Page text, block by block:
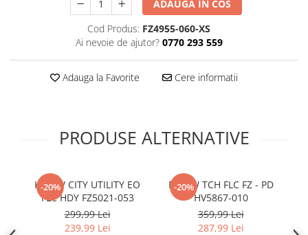
ADAUGA IN COS
Cod Produs: FZ4955-060-XS
Ai nevoie de ajutor? 0770 293 559
Adauga la Favorite Cere informatii
PRODUSE ALTERNATIVE
-20%
K NSW CITY UTILITY EO
FLC HDY FZ5021-053
299,99 Lei
239,99 Lei
-20%
B NSW TCH FLC FZ - PD
HV5867-010
359,99 Lei
287,99 Lei